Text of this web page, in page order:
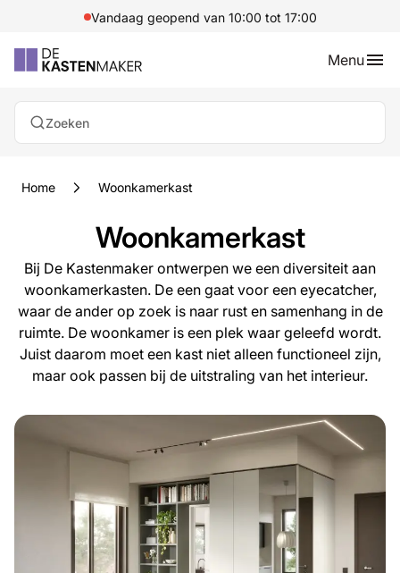
Vandaag geopend van 10:00 tot 17:00
Menu
Zoeken
Home Woonkamerkast
Woonkamerkast
Bij De Kastenmaker ontwerpen we een diversiteit aan
woonkamerkasten. De een gaat voor een eyecatcher,
waar de ander op zoek is naar rust en samenhang in de
ruimte. De woonkamer is een plek waar geleefd wordt.
Juist daarom moet een kast niet alleen functioneel zijn,
maar ook passen bij de uitstraling van het interieur.